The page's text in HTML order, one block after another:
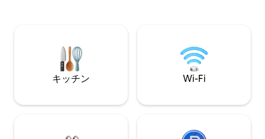
復、孤独、または冒険に最適です。オプ
ションのガイド付きハイキング（2/4/6～
8時間）がご利用いただけます。料金はお
問い合わせください。クイーンベッド3
ン。落ち着いたリセットはここから始ま
キッチン Wi-Fi